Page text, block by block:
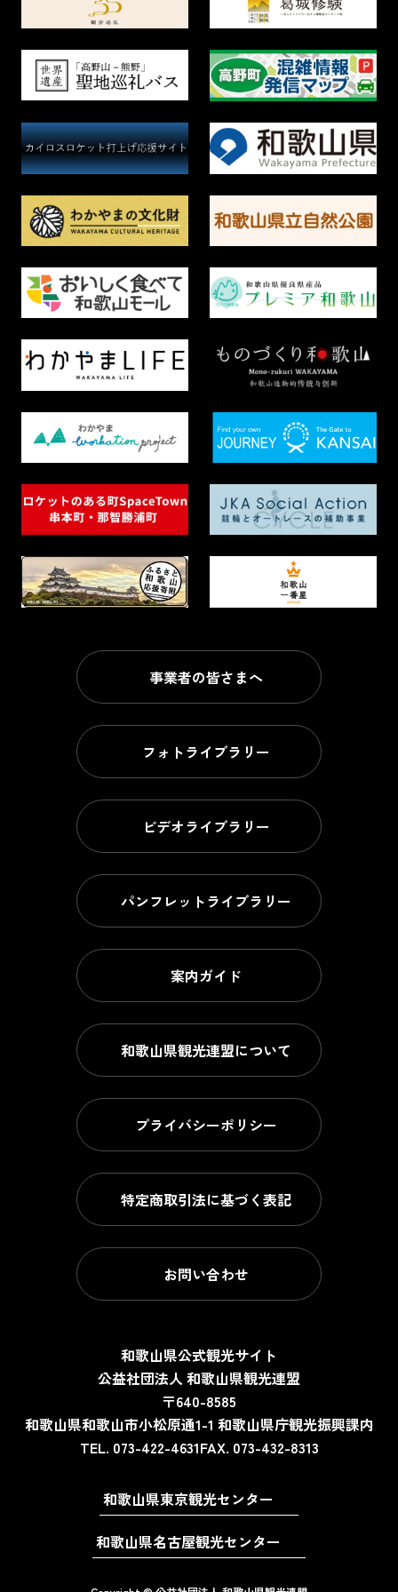
事業者の皆さまへ
フォトライブラリー
ビデオライブラリー
パンフレットライブラリー
案内ガイド
和歌山県観光連盟について
プライバシーポリシー
特定商取引法に基づく表記
お問い合わせ
和歌山県公式観光サイト
公益社団法人 和歌山県観光連盟
〒640-8585
和歌山県和歌山市小松原通1-1 和歌山県庁観光振興課内
TEL. 073-422-4631FAX. 073-432-8313
和歌山県東京観光センター
和歌山県名古屋観光センター